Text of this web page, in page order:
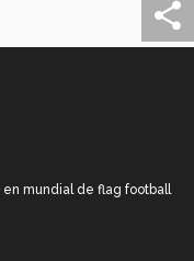
en mundial de flag football